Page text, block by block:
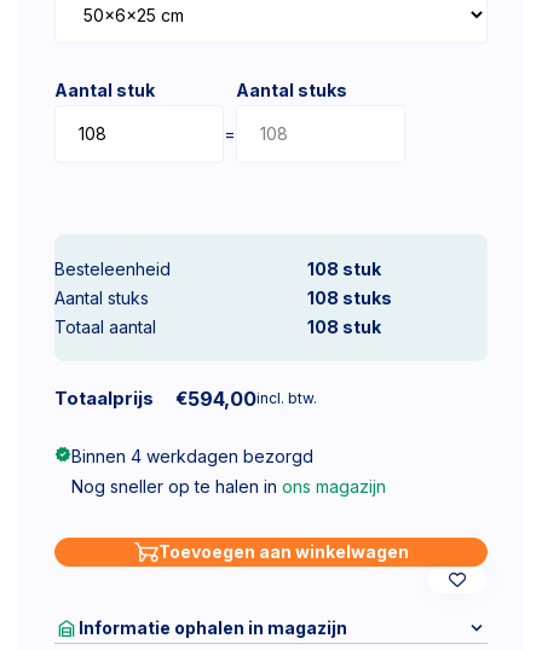
Aantal stuk
=
Aantal stuks
Besteleenheid
108 stuk
Aantal stuks
108 stuks
Totaal aantal
108 stuk
Totaalprijs €594,00incl. btw.
Binnen 4 werkdagen bezorgd
Nog sneller op te halen in ons magazijn
Toevoegen aan winkelwagen
Informatie ophalen in magazijn